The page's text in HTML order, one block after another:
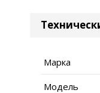
Марка
Модель